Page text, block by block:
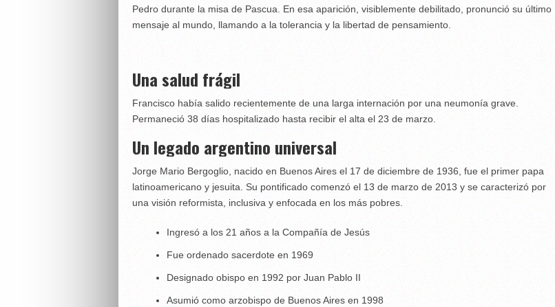
Pedro durante la misa de Pascua. En esa aparición, visiblemente debilitado, pronunció su último
mensaje al mundo, llamando a la tolerancia y la libertad de pensamiento.
Una salud frágil
Francisco había salido recientemente de una larga internación por una neumonía grave.
Permaneció 38 días hospitalizado hasta recibir el alta el 23 de marzo.
Un legado argentino universal
Jorge Mario Bergoglio, nacido en Buenos Aires el 17 de diciembre de 1936, fue el primer papa
latinoamericano y jesuita. Su pontificado comenzó el 13 de marzo de 2013 y se caracterizó por
una visión reformista, inclusiva y enfocada en los más pobres.
Ingresó a los 21 años a la Compañía de Jesús
Fue ordenado sacerdote en 1969
Designado obispo en 1992 por Juan Pablo II
Asumió como arzobispo de Buenos Aires en 1998